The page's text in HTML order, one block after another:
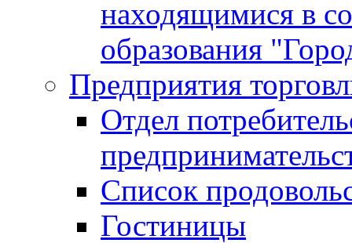
находящимися в
образования
Предприятия
Отдел
Список
Гостиницы